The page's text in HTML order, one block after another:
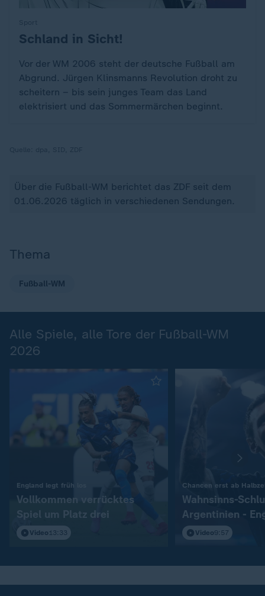
:Schland in Sicht!
Vor der WM 2006 steht der deutsche Fußball am
Abgrund. Jürgen Klinsmanns Revolution droht zu
scheitern – bis sein junges Team das Land
elektrisiert und das Sommermärchen beginnt.
Über die Fußball-WM berichtet das ZDF seit dem
01.06.2026 täglich in verschiedenen Sendungen.
Thema
Fußball-WM
Alle Spiele, alle Tore der Fußball-WM
2026
England legt früh los
Vollkommen verrücktes
Spiel um Platz drei
Video 13:33
Chancen erst ab
Wahnsinns-
Argentinien -
Video9:57